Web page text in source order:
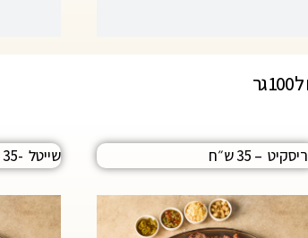
גר
– 35 ש״ח שייטל -35 ש״ח